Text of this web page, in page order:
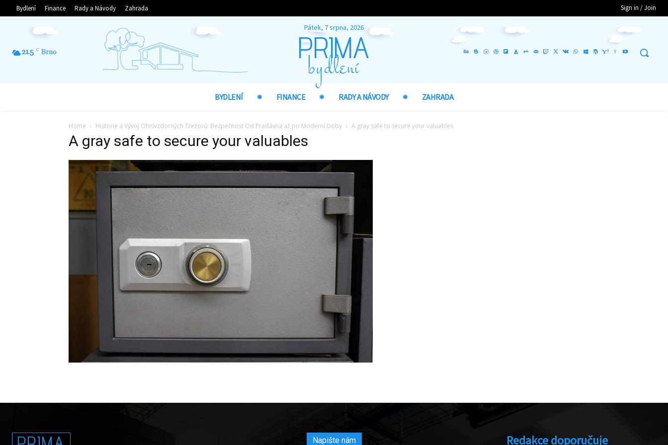
Bydlení Finance Rady a Návody Zahrada Sign in / Join
21.5 C Brno
Pátek, 7 srpna, 2026
PRIMA
bydlení
BYDLENÍ FINANCE RADY A NÁVODY ZAHRADA
Home Historie a Vývoj Ohnivzdorných Trezorů: Bezpečnost Od Pradávna až po Moderní Doby A gray safe to secure your valuables
A gray safe to secure your valuables
Napište nám Redakce doporučuje